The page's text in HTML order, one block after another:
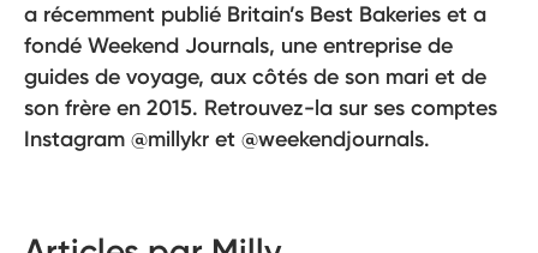
a récemment publié Britain’s Best Bakeries et a
fondé Weekend Journals, une entreprise de
guides de voyage, aux côtés de son mari et de
son frère en 2015. Retrouvez-la sur ses comptes
Instagram @millykr et @weekendjournals.